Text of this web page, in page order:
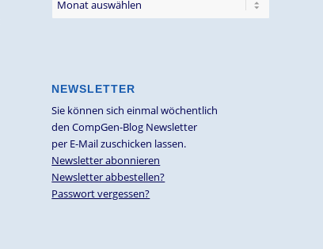
NEWSLETTER
Sie können sich einmal wöchentlich
den CompGen-Blog Newsletter
per E-Mail zuschicken lassen.
Newsletter abonnieren
Newsletter abbestellen?
Passwort vergessen?